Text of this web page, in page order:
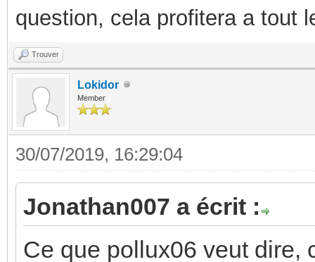
question, cela profitera a tout
Trouver
Lokidor
Member
30/07/2019, 16:29:04
Jonathan007 a écrit :
Ce que pollux06 veut dire,